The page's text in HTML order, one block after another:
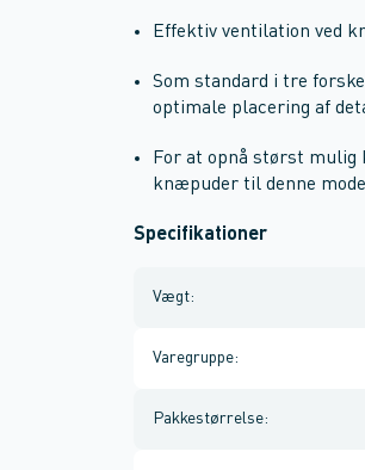
Effektiv ventilation ved
Som standard i tre
optimale placering af
For at opnå størst mulig
knæpuder til denne
Specifikationer
Vægt:
Varegruppe:
Pakkestørrelse: